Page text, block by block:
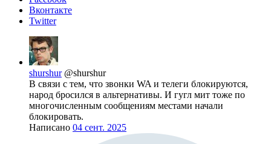
Вконтакте
Twitter
shurshur @shurshur
В связи с тем, что звонки WA и телеги блокируются,
народ бросился в альтернативы. И гугл мит тоже по
многочисленным сообщениям местами начали
блокировать.
Написано 04 сент. 2025